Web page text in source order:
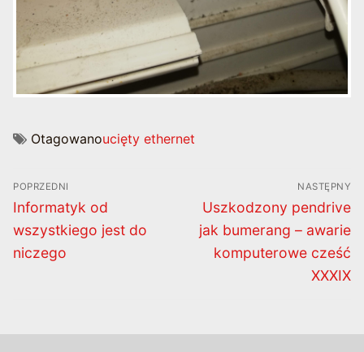
Otagowanoucięty ethernet
Nawigacja
wpisu
POPRZEDNI
Poprzedni
wpis:
Informatyk od
wszystkiego jest do
niczego
NASTĘPNY
Następny
wpis:
Uszkodzony pendrive
jak bumerang – awarie
komputerowe cześć
XXXIX